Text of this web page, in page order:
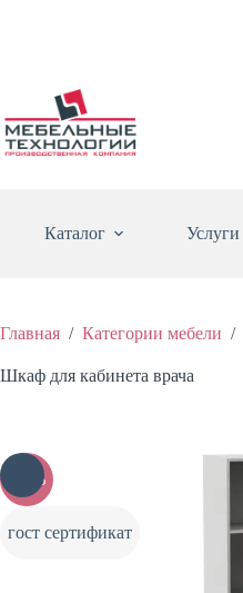
Каталог Услуги
Главная / Категории мебели /
Шкаф для кабинета врача
-15%
гост сертификат